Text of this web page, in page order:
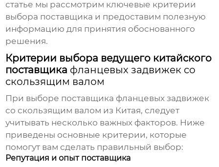
статье мы рассмотрим ключевые критерии
выбора поставщика и предоставим полезную
информацию для принятия обоснованного
решения.
Критерии выбора ведущего китайского
поставщика фланцевых задвижек со
скользящим валом
При выборе поставщика фланцевых задвижек
со скользящим валом из Китая, следует
учитывать несколько важных факторов. Ниже
приведены основные критерии, которые
помогут вам сделать правильный выбор:
Репутация и опыт поставщика